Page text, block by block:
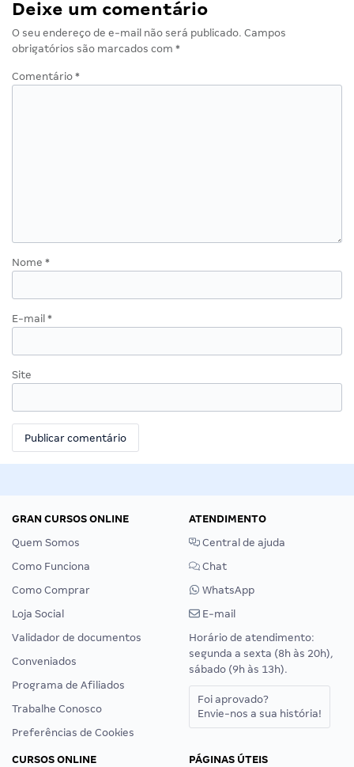
Deixe um comentário
O seu endereço de e-mail não será publicado. Campos
obrigatórios são marcados com *
Comentário *
Nome *
E-mail *
Site
GRAN CURSOS ONLINE
Quem Somos
Como Funciona
Como Comprar
Loja Social
Validador de documentos
Conveniados
Programa de Afiliados
Trabalhe Conosco
Preferências de Cookies
ATENDIMENTO
Central de ajuda
Chat
WhatsApp
E-mail
Horário de atendimento:
segunda a sexta (8h às 20h),
sábado (9h às 13h).
Foi aprovado?
Envie-nos a sua história!
CURSOS ONLINE
PÁGINAS ÚTEIS